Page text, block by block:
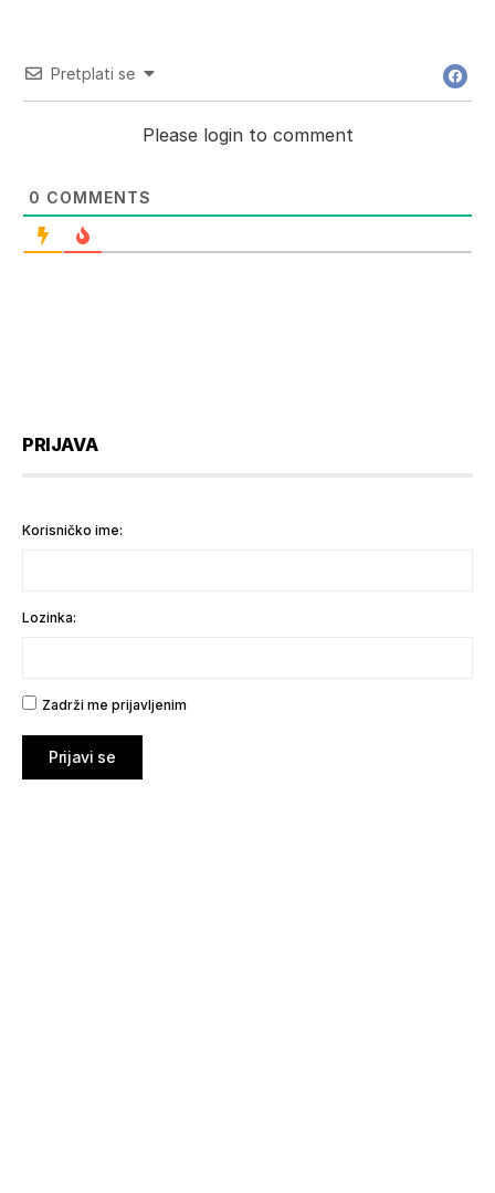
Pretplati se
Please login to comment
0 COMMENTS
PRIJAVA
Korisničko ime:
Lozinka:
Zadrži me prijavljenim
Prijavi se